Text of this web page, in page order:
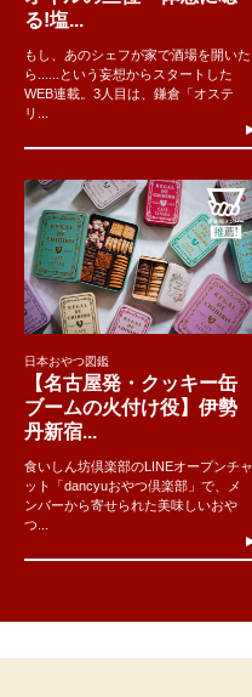
る!塩...
もし、あのシェフが家で酒場を開いた
ら......という妄想からスタートした
WEB連載。3人目は、鎌倉「オステ
リ...
日本おやつ図鑑
【名古屋発・クッキー缶
ブームの火付け役】伊勢
丹新宿...
食いしん坊倶楽部のLINEオープンチャ
ット「dancyuおやつ倶楽部」で、メ
ンバーから寄せられた美味しいおや
つ...